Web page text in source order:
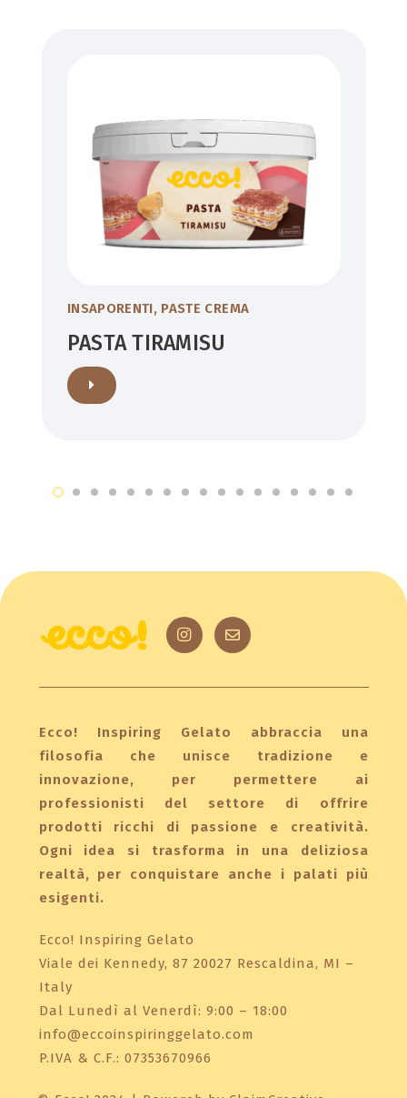
INSAPORENTI, PASTE CREMA
PASTA TIRAMISU
Ecco! Inspiring Gelato abbraccia una
filosofia che unisce tradizione e
innovazione, per permettere ai
professionisti del settore di offrire
prodotti ricchi di passione e creatività.
Ogni idea si trasforma in una deliziosa
realtà, per conquistare anche i palati più
esigenti.
Ecco! Inspiring Gelato
Viale dei Kennedy, 87 20027 Rescaldina, MI –
Italy
Dal Lunedì al Venerdì: 9:00 – 18:00
info@eccoinspiringgelato.com
P.IVA & C.F.: 07353670966